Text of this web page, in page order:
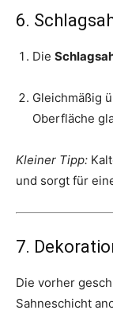
6.
Die
Gleichmäßig
Oberfläche
Kleiner Tipp:
und sorgt für
7.
Die vorher
Sahneschicht